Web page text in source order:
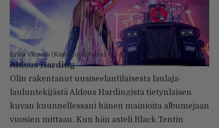
Erika Vikman (Kuva: Tomi Palsa)
Aldous Harding
Olin rakentanut uusiseelantilaisesta laulaja-
lauluntekijästä Aldous Hardingista tietynlaisen
kuvan kuunnellessani hänen mainioita albumejaan
vuosien mittaan. Kun hän asteli Black Tentin